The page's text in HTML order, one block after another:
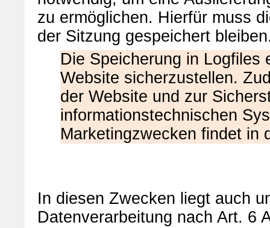
zu ermöglichen. Hierfür muss
der Sitzung gespeichert
Die Speicherung in Logfiles
Website sicherzustellen.
der Website und zur
informationstechnischen
Marketingzwecken findet in
In diesen Zwecken liegt auch
Datenverarbeitung nach Art. 6